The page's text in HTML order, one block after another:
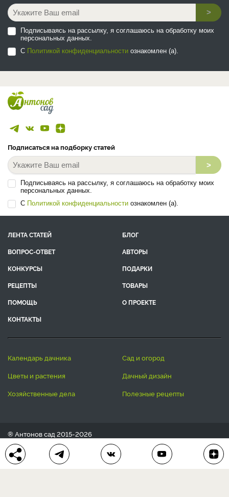
>
Подписываясь на рассылку, я соглашаюсь на обработку моих
персональных данных.
С Политикой конфиденциальности ознакомлен (а).
Подписаться на подборку статей
>
Подписываясь на рассылку, я соглашаюсь на обработку моих
персональных данных.
С Политикой конфиденциальности ознакомлен (а).
ЛЕНТА СТАТЕЙ
БЛОГ
ВОПРОС-ОТВЕТ
АВТОРЫ
КОНКУРСЫ
ПОДАРКИ
РЕЦЕПТЫ
ТОВАРЫ
ПОМОЩЬ
О ПРОЕКТЕ
КОНТАКТЫ
календарь дачника
сад и огород
цветы и растения
дачный дизайн
хозяйственные дела
полезные рецепты
® Антонов сад 2015-2026
Политика конфиденциальности
Пользовательское соглашение